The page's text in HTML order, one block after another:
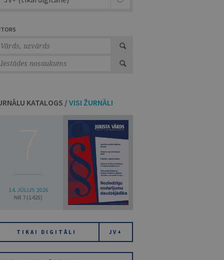
KATALOGS /VISI ŽURNĀLI
14. JŪLIJS 2026
NR 7 (1425)
TIKAI DIGITĀLI JV+